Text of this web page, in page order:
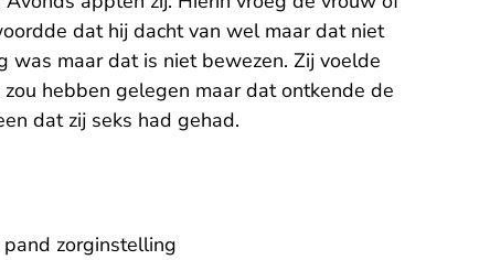
dat hij dacht van wel maar dat niet
maar dat is niet bewezen. Zij voelde
hebben gelegen maar dat ontkende de
dat zij seks had gehad.
zorginstelling